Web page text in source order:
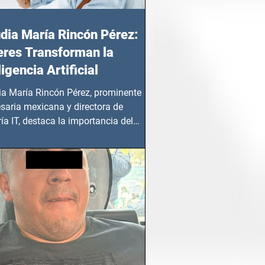
María Rincón Pérez:
Transforman la
Artificial
María Rincón Pérez, prominente
mexicana y directora de
IT, destaca la importancia del